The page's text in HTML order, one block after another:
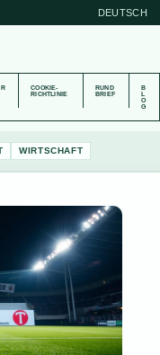
DEUTSCH
COOKIE-
RICHTLINIE
RUND
BRIEF
B
O
G
WIRTSCHAFT